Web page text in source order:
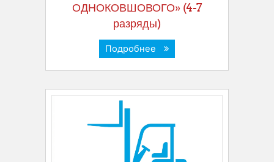
ОДНОКОВШОВОГО» (4-7
разряды)
Подробнее